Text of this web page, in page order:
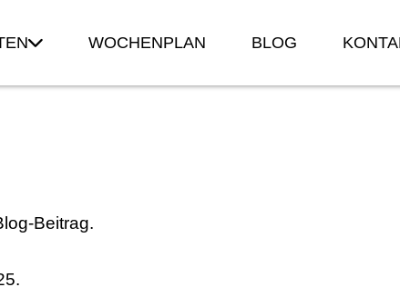
WOCHENPLAN BLOG
Beitrag.